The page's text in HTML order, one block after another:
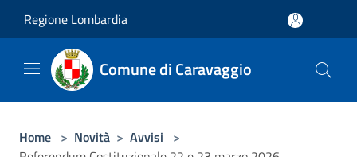
Regione Lombardia
Comune di Caravaggio
Home > Novità > Avvisi >